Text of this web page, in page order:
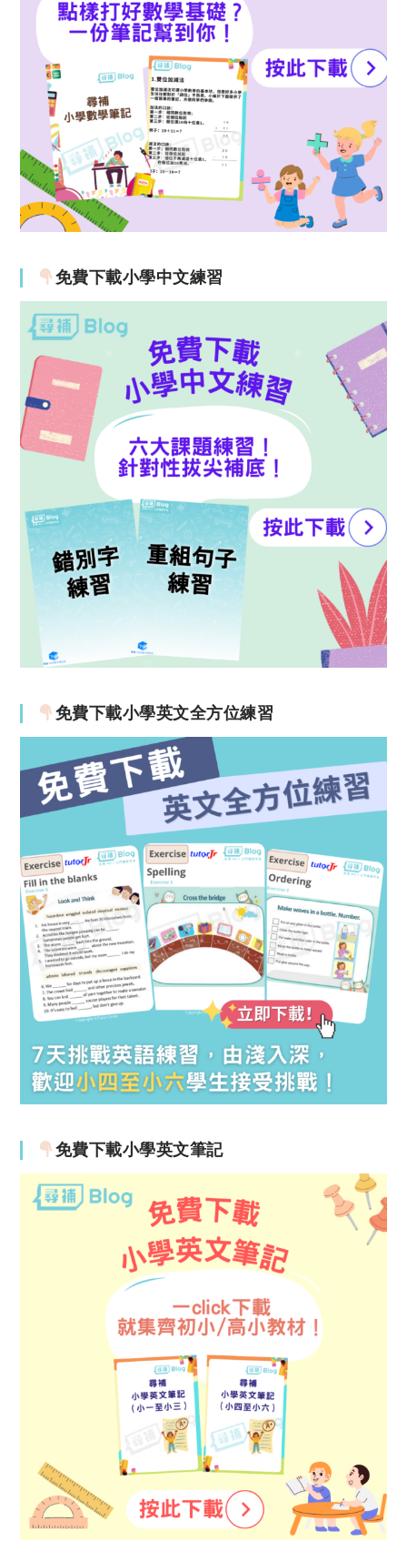
免費下載小學中文練習
免費下載小學英文全方位練習
免費下載小學英文筆記